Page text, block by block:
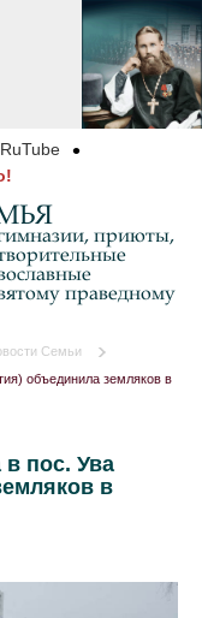
RuTube
приюты,
праведному
Семьи
объединила земляков в
пос. Ува
в